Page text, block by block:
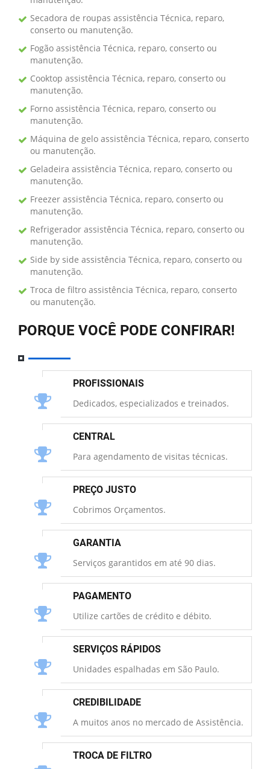
Secadora de roupas assistência Técnica, reparo,
conserto ou manutenção.
Fogão assistência Técnica, reparo, conserto ou
manutenção.
Cooktop assistência Técnica, reparo, conserto ou
manutenção.
Forno assistência Técnica, reparo, conserto ou
manutenção.
Máquina de gelo assistência Técnica, reparo, conserto
ou manutenção.
Geladeira assistência Técnica, reparo, conserto ou
manutenção.
Freezer assistência Técnica, reparo, conserto ou
manutenção.
Refrigerador assistência Técnica, reparo, conserto ou
manutenção.
Side by side assistência Técnica, reparo, conserto ou
manutenção.
Troca de filtro assistência Técnica, reparo, conserto
ou manutenção.
PORQUE VOCÊ PODE CONFIRAR!
PROFISSIONAIS
Dedicados, especializados e treinados.
CENTRAL
Para agendamento de visitas técnicas.
PREÇO JUSTO
Cobrimos Orçamentos.
GARANTIA
Serviços garantidos em até 90 dias.
PAGAMENTO
Utilize cartões de crédito e débito.
SERVIÇOS RÁPIDOS
Unidades espalhadas em São Paulo.
CREDIBILIDADE
A muitos anos no mercado de Assistência.
TROCA DE FILTRO